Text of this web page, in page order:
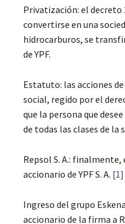
Privatización: el decreto
convertirse en una
hidrocarburos, se
de YPF.
Estatuto: las acciones
social, regido por el
que la persona que
de todas las clases de
Repsol S. A.:
accionario de YPF S. A. [1]
Ingreso del grupo
accionario de la firma a